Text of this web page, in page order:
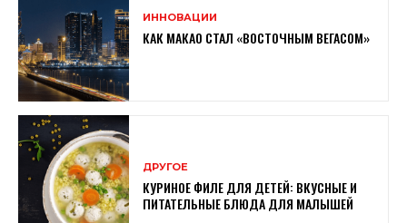
ИННОВАЦИИ
КАК МАКАО СТАЛ «ВОСТОЧНЫМ ВЕГАСОМ»
ДРУГОЕ
КУРИНОЕ ФИЛЕ ДЛЯ ДЕТЕЙ: ВКУСНЫЕ И
ПИТАТЕЛЬНЫЕ БЛЮДА ДЛЯ МАЛЫШЕЙ